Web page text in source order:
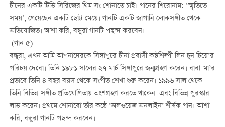
চীনের একটি টিভি সিরিজের থিম সং শোনাতে চাই। গানের শিরোনাম: ‘স্মৃতিতে
সময়’, গেয়েছেন একটি ছোট্ট মেয়ে। গানটি একটি জাপানি লোকসঙ্গীত থেকে
অভিযোজিত। আশা করি, বন্ধুরা গানটি পছন্দ করবেন।
(গান ৫)
বন্ধুরা, এখন আমি আপনাদেরকে সিঙ্গাপুরে চীনা প্রবাসী কন্ঠশিল্পী লিন চুন চিয়ে’র
পরিচয় দেবো। তিনি ১৯৮১ সালের ২৭ মার্চ সিঙ্গাপুরে জন্মগ্রহণ করেন। বাবা-মা’র
প্রভাবে তিনি ৪ বছর বয়স থেকে সংগীত শেখা শুরু করেন। ১৯৯৬ সাল থেকে
তিনি বিভিন্ন সঙ্গীত প্রতিযোগিতায় অংশগ্রহণ করতে থাকেন এবং বিভিন্ন পুরস্কার
লাভ করেন। প্রথমে শোনাবো তাঁর কন্ঠে ‘অলওয়েজ অনলাইন’ শীর্ষক গান। আশা
করি, বন্ধুরা গানটি পছন্দ করবেন।